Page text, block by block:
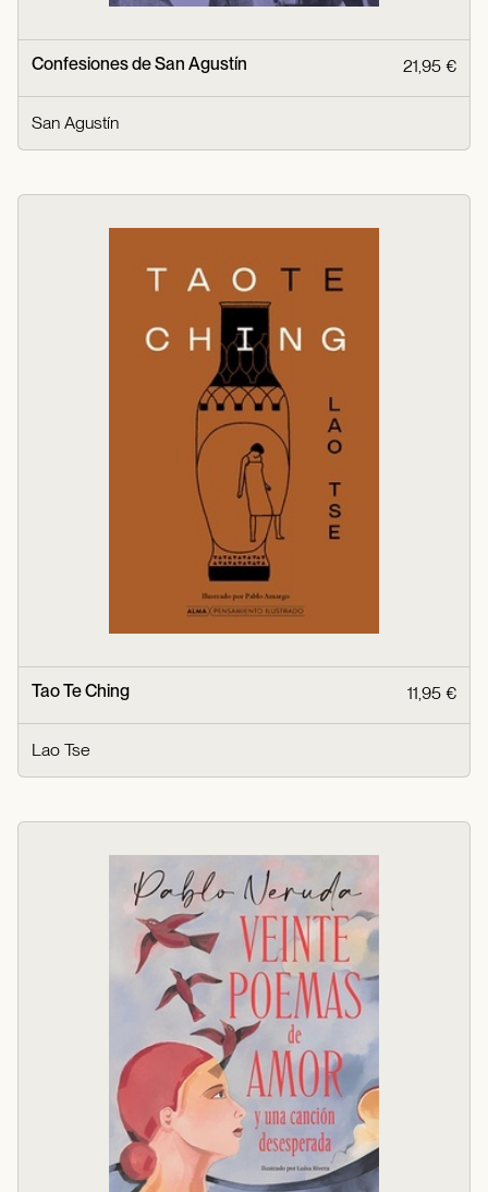
Confesiones de San Agustín 21,95 €
San Agustín
Tao Te Ching 11,95 €
Lao Tse